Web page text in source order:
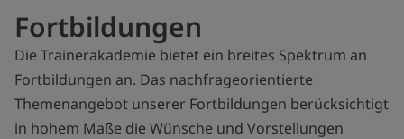
Fortbildungen
Die Trainerakademie bietet ein breites Spektrum an
Fortbildungen an. Das nachfrageorientierte
Themenangebot unserer Fortbildungen berücksichtigt
in hohem Maße die Wünsche und Vorstellungen